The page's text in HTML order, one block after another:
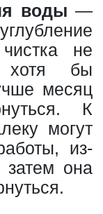
воды —
не
хотя бы
месяц
К
могут
из-
она